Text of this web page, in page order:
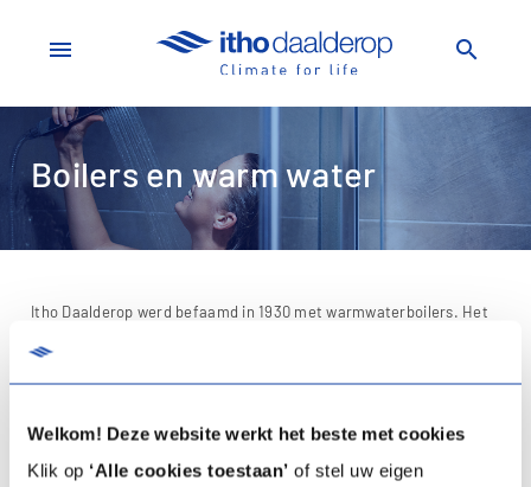
Welkom! Deze website werkt het beste met cookies
Klik op ‘Alle cookies toestaan’ of stel uw eigen
menu search
Boilers en warm water
Itho Daalderop werd befaamd in 1930 met warmwaterboilers. Het
zal je dus niet verbazen dat we die traditie hoog houden. Voor onze
gebeurt de opwarming in onze boilers zonder spiraal, waardoor ze
vrij blijven van kalkaanslag. Onze Research & Development-